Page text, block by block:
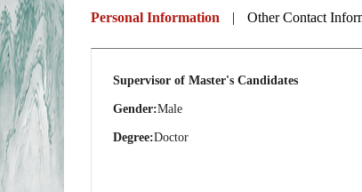
Personal Information | Other Contact
Supervisor of Master's Candidates
Gender:Male
Degree:Doctor